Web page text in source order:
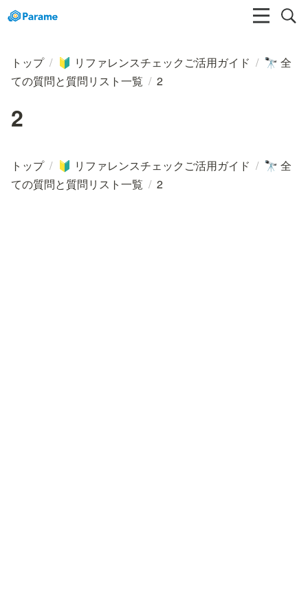
トップ / 🔰 リファレンスチェックご活用ガイド / 🔭 全
ての質問と質問リスト一覧 / 2
2
トップ / 🔰 リファレンスチェックご活用ガイド / 🔭 全
ての質問と質問リスト一覧 / 2